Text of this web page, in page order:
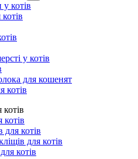
у котів
у котів
для кошенят
котів
котів
котів
для котів
для котів
котів